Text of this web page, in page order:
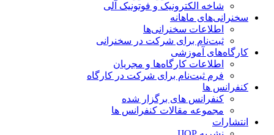
شاخه‌ الکترونیک و فوتونیک آلی
سخنرانی‌های ماهانه
اطلاعات سخنرانی‌‌ها
ثبت‌نام برای شرکت در سخنرانی
کارگاه‌های آموزشی
اطلاعات کارگاه‌ها و مجریان
فرم ثبت‌نام برای شرکت در کارگاه
کنفرانس ها
کنفرانس های برگزار شده
مجموعه مقالات کنفرانس ها
انتشارات